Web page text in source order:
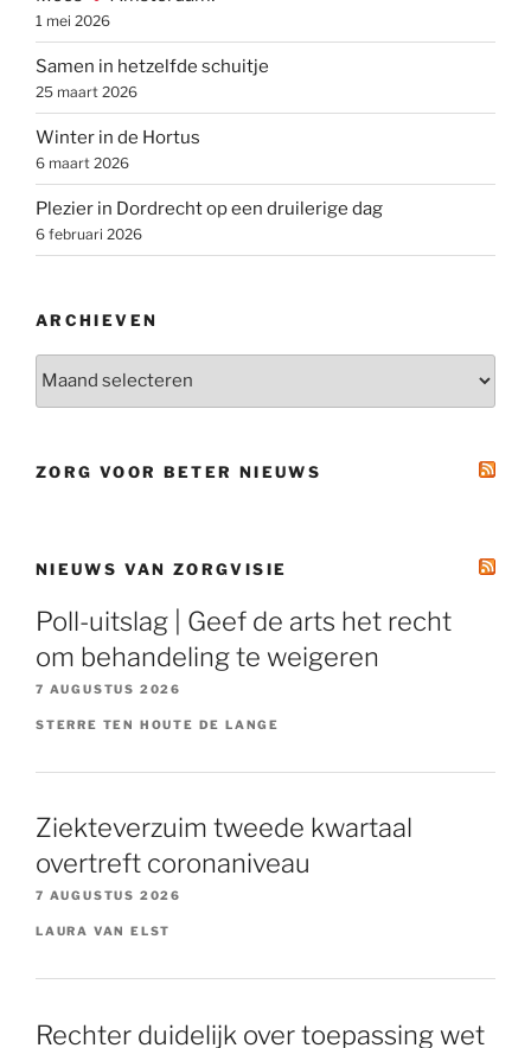
1 mei 2026
Samen in hetzelfde schuitje
25 maart 2026
Winter in de Hortus
6 maart 2026
Plezier in Dordrecht op een druilerige dag
6 februari 2026
ARCHIEVEN
ZORG VOOR BETER NIEUWS
NIEUWS VAN ZORGVISIE
Poll-uitslag | Geef de arts het recht
om behandeling te weigeren
7 AUGUSTUS 2026
STERRE TEN HOUTE DE LANGE
Ziekteverzuim tweede kwartaal
overtreft coronaniveau
7 AUGUSTUS 2026
LAURA VAN ELST
Rechter duidelijk over toepassing wet